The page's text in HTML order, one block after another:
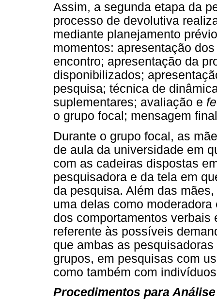
Assim, a segunda etapa da
processo de devolutiva
mediante planejamento
momentos: apresentação
encontro; apresentação da
disponibilizados;
pesquisa; técnica de
suplementares; avaliação e
o grupo focal; mensagem
Durante o grupo focal, as
de aula da universidade em
com as cadeiras dispostas
pesquisadora e da tela em
da pesquisa. Além das
uma delas como
dos comportamentos verbais
referente às possíveis
que ambas as
grupos, em pesquisas com
como também com
Procedimentos para